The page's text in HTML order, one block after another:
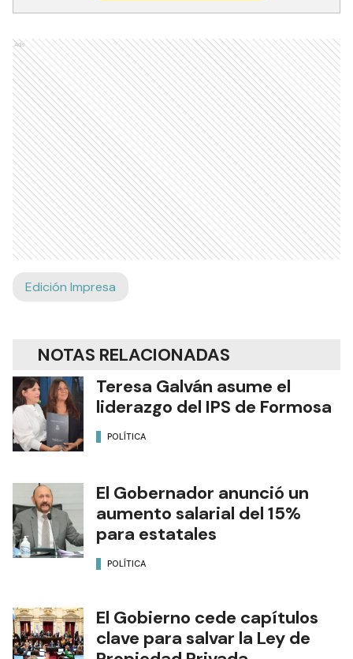
Ads
Edición Impresa
NOTAS RELACIONADAS
Teresa Galván asume el
liderazgo del IPS de Formosa
POLÍTICA
El Gobernador anunció un
aumento salarial del 15%
para estatales
POLÍTICA
El Gobierno cede capítulos
clave para salvar la Ley de